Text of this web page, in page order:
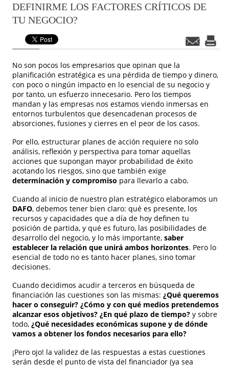
DEFINIRME LOS FACTORES CRÍTICOS DE
TU NEGOCIO?
No son pocos los empresarios que opinan que la
planificación estratégica es una pérdida de tiempo y dinero,
con poco o ningún impacto en lo esencial de su negocio y
por tanto, un esfuerzo innecesario. Pero los tiempos
mandan y las empresas nos estamos viendo inmersas en
entornos turbulentos que desencadenan procesos de
absorciones, fusiones y cierres en el peor de los casos.
Por ello, estructurar planes de acción requiere no solo
análisis, reflexión y perspectiva para tomar aquellas
acciones que supongan mayor probabilidad de éxito
acotando los riesgos, sino que también exige
determinación y compromiso para llevarlo a cabo.
Cuando al inicio de nuestro plan estratégico elaboramos un
DAFO, debemos tener bien claro: qué es presente, los
recursos y capacidades que a día de hoy definen tu
posición de partida, y qué es futuro, las posibilidades de
desarrollo del negocio, y lo más importante,saber
establecer la relación que unirá ambos horizontes. Pero lo
esencial de todo no es tanto hacer planes, sino tomar
decisiones.
Cuando decidimos acudir a terceros en búsqueda de
financiación las cuestiones son las mismas:¿Qué queremos
hacer o conseguir? ¿Cómo y con qué medios pretendemos
alcanzar esos objetivos? ¿En qué plazo de tiempo?y sobre
todo, ¿Qué necesidades económicas supone y de dónde
vamos a obtener los fondos necesarios para ello?
¡Pero ojo! la validez de las respuestas a estas cuestiones
serán desde el punto de vista del financiador (ya sea